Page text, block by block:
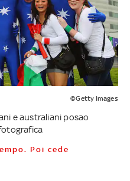
©Getty Images
e australiani posao